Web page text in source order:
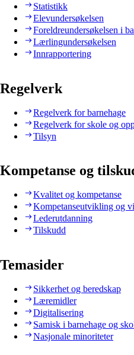
Statistikk
Elevundersøkelsen
Foreldreundersøkelsen i
Lærlingundersøkelsen
Innrapportering
Regelverk
Regelverk for barnehage
Regelverk for skole og
Tilsyn
Kompetanse og
Kvalitet og kompetanse
Kompetanseutvikling og
Lederutdanning
Tilskudd
Temasider
Sikkerhet og beredskap
Læremidler
Digitalisering
Samisk i barnehage og
Nasjonale minoriteter